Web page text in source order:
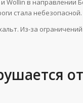
Wollin в направлении
стала небезопасной.
Из-за